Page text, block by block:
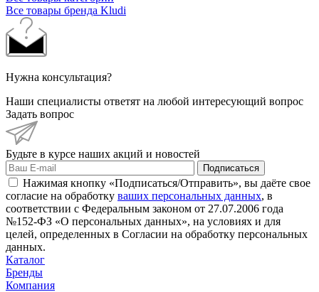
Все товары бренда Kludi
Нужна консультация?
Наши специалисты ответят на любой интересующий вопрос
Задать вопрос
Будьте в курсе наших акций и новостей
Подписаться
Нажимая кнопку «Подписаться/Отправить», вы даёте свое
согласие на обработку ваших персональных данных, в
соответствии с Федеральным законом от 27.07.2006 года
№152-ФЗ «О персональных данных», на условиях и для
целей, определенных в Согласии на обработку персональных
данных.
Каталог
Бренды
Компания